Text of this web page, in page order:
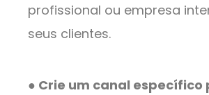
profissional ou empresa
seus clientes.
● Crie um canal específico